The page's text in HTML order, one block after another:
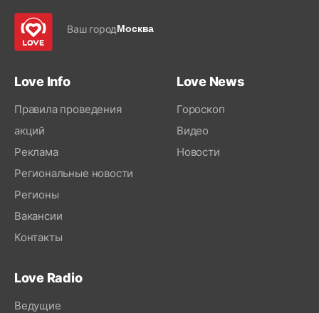
Ваш городМосква
Love Info
Правила проведения
акций
Реклама
Региональные новости
Регионы
Вакансии
Контакты
Love News
Гороскоп
Видео
Новости
Love Radio
Ведущие